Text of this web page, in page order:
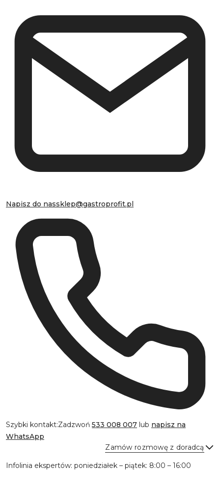
Napisz do nassklep@gastroprofit.pl
Szybki kontakt:Zadzwoń 533 008 007 lub napisz na
WhatsApp
Zamów rozmowę z doradcą
Infolinia ekspertów: poniedziałek – piątek: 8:00 – 16:00